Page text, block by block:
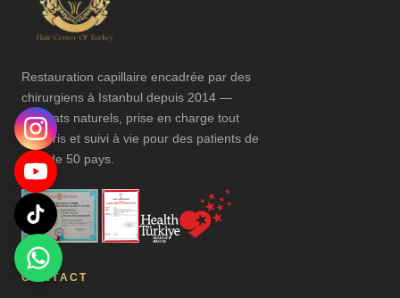
Restauration capillaire encadrée par des
chirurgiens à Istanbul depuis 2014 —
résultats naturels, prise en charge tout
compris et suivi à vie pour des patients de
plus de 50 pays.
CONTACT